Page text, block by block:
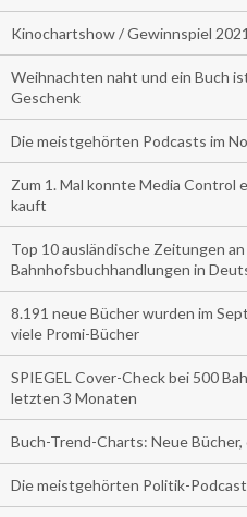
Kinochartshow / Gewinnspiel 2021
Weihnachten naht und ein Buch
Geschenk
Die meistgehörten Podcasts im
Zum 1. Mal konnte Media Control
kauft
Top 10 ausländische Zeitungen
Bahnhofsbuchhandlungen in
8.191 neue Bücher wurden im
viele Promi-Bücher
SPIEGEL Cover-Check bei 500
letzten 3 Monaten
Buch-Trend-Charts: Neue
Die meistgehörten Politik-